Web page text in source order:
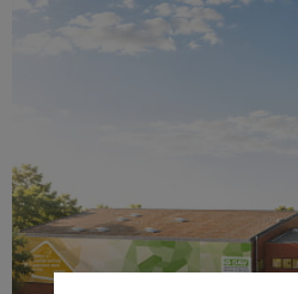
Bouldern für Einsteiger indoor